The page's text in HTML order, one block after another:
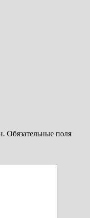
Обязательные поля